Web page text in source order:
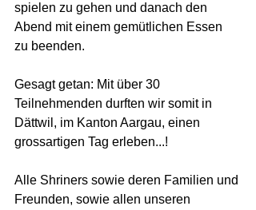
spielen zu gehen und danach den
Abend mit einem gemütlichen Essen
zu beenden.
Gesagt getan: Mit über 30
Teilnehmenden durften wir somit in
Dättwil, im Kanton Aargau, einen
grossartigen Tag erleben...!
Alle Shriners sowie deren Familien und
Freunden, sowie allen unseren